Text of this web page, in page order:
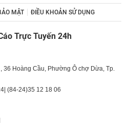
MẬT ĐIỀU KHOẢN SỬ DỤNG
Trực Tuyến 24h
36 Hoàng Cầu, Phường Ô chợ Dừa, Tp.
| (84-24)35 12 18 06